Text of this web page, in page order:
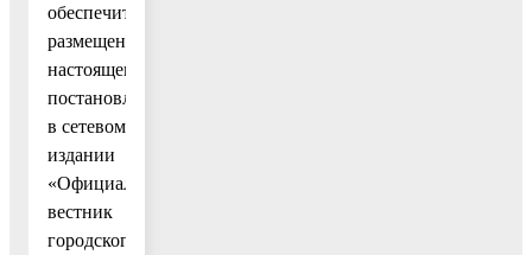
обеспечить
размещение
настоящего
постановления
в сетевом
издании
«Официальный
вестник
городского